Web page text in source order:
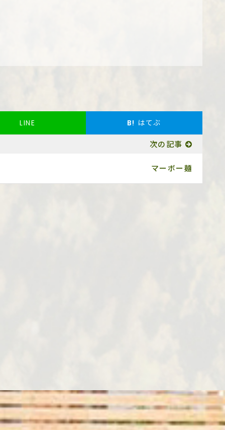
LINE B! はてぶ
次の記事
マーボー麺